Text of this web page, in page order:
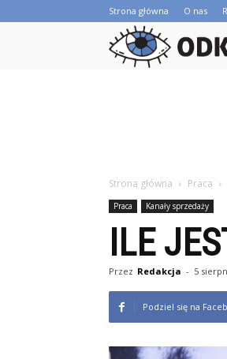
Strona główna O nas
Strona główna Praca
Praca Kanały sprzedaży
ILE
Przez Redakcja - 5
Podziel się na